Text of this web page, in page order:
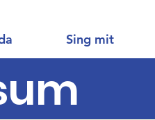
Sing mit